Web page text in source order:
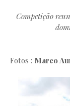
Competição
Fotos : Marco